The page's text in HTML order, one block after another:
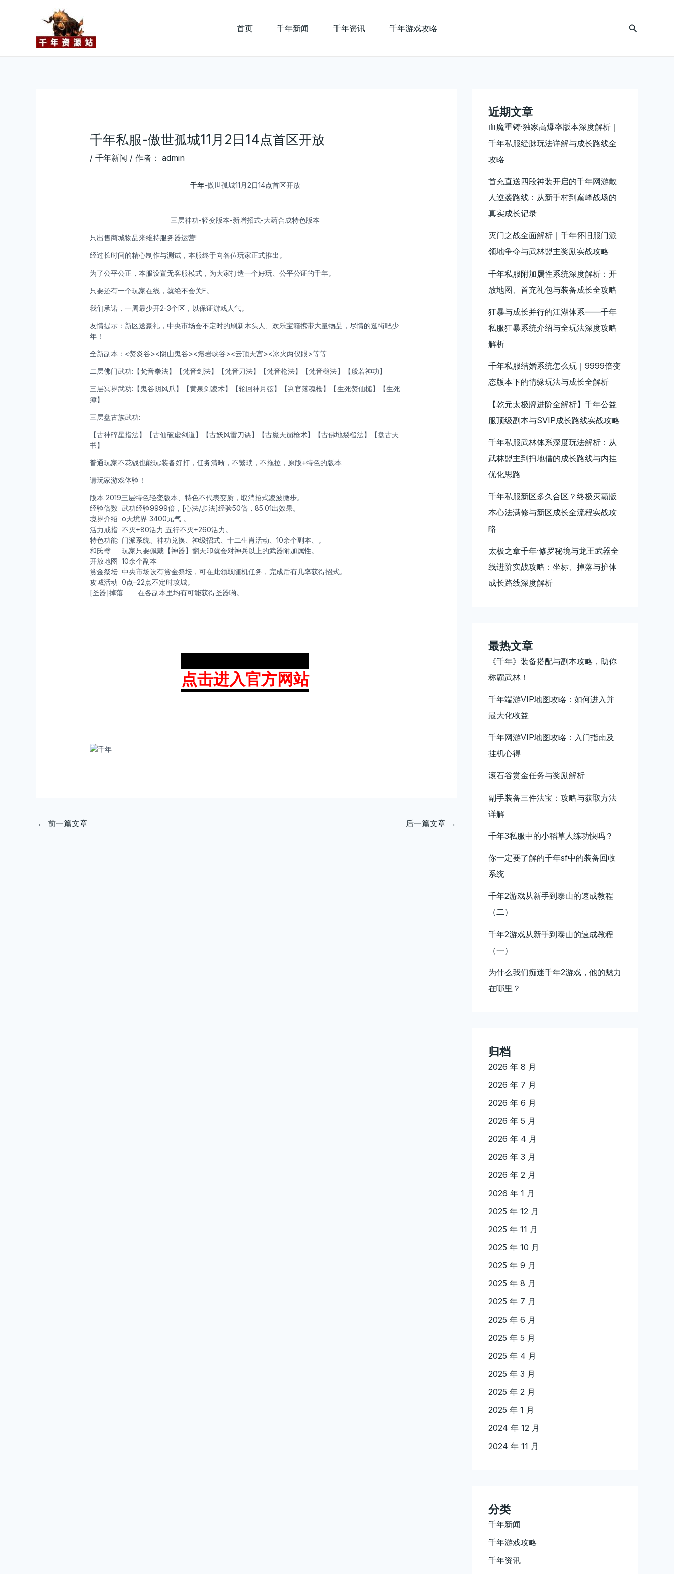
首页 千年新闻 千年资讯 千年游戏攻略
搜
千年私服-傲世孤城11月2日14点首区开放
/ 千年新闻 / 作者： admin
千年-傲世孤城11月2日14点首区开放
三层神功-轻变版本-新增招式-大药合成特色版本
只出售商城物品来维持服务器运营!
经过长时间的精心制作与测试，本服终于向各位玩家正式推出。
为了公平公正，本服设置无客服模式，为大家打造一个好玩、公平公证的千年。
只要还有一个玩家在线，就绝不会关F。
我们承诺，一周最少开2-3个区，以保证游戏人气。
友情提示：新区送豪礼，中央市场会不定时的刷新木头人、欢乐宝箱携带大量物品，尽情的逛街吧少
年！
全新副本：<焚炎谷><阴山鬼谷><熔岩峡谷><云顶天宫><冰火两仪眼>等等
二层佛门武功:【梵音拳法】【梵音剑法】【梵音刀法】【梵音枪法】【梵音槌法】【般若神功】
三层冥界武功:【鬼谷阴风爪】【黄泉剑凌术】【轮回神月弦】【判官落魂枪】【生死焚仙槌】【生死
簿】
三层盘古族武功:
【古神碎星指法】【古仙破虚剑道】【古妖风雷刀诀】【古魔天崩枪术】【古佛地裂槌法】【盘古天
书】
普通玩家不花钱也能玩:装备好打，任务清晰，不繁琐，不拖拉，原版+特色的版本
请玩家游戏体验！
版本 2019三层特色轻变版本、特色不代表变质，取消招式凌波微步。
经验倍数 武功经验9999倍，[心法/步法]经验50倍，85.01出效果。
境界介绍 o天境界 3400元气 。
活力戒指 不灭+80活力 五行不灭+260活力。
特色功能 门派系统、神功兑换、神级招式、十二生肖活动、10余个副本、。
和氏璧
玩家只要佩戴【神器】翻天印就会对神兵以上的武器附加属性。
开放地图 10余个副本
赏金祭坛 中央市场设有赏金祭坛，可在此领取随机任务，完成后有几率获得招式。
攻城活动 0点–22点不定时攻城。
[圣器]掉落
在各副本里均有可能获得圣器哟。
点击进入官方网站
navigation
← 前一篇文章 后一篇文章 →
近期文章
血魔重铸·独家高爆率版本深度解析｜
千年私服经脉玩法详解与成长路线全
攻略
首充直送四段神装开启的千年网游散
人逆袭路线：从新手村到巅峰战场的
真实成长记录
灭门之战全面解析｜千年怀旧服门派
领地争夺与武林盟主奖励实战攻略
千年私服附加属性系统深度解析：开
放地图、首充礼包与装备成长全攻略
狂暴与成长并行的江湖体系——千年
私服狂暴系统介绍与全玩法深度攻略
解析
千年私服结婚系统怎么玩｜9999倍变
态版本下的情缘玩法与成长全解析
【乾元太极牌进阶全解析】千年公益
服顶级副本与SVIP成长路线实战攻略
千年私服武林体系深度玩法解析：从
武林盟主到扫地僧的成长路线与内挂
优化思路
千年私服新区多久合区？终极灭霸版
本心法满修与新区成长全流程实战攻
略
太极之章千年·修罗秘境与龙王武器全
线进阶实战攻略：坐标、掉落与护体
成长路线深度解析
最热文章
《千年》装备搭配与副本攻略，助你
称霸武林！
千年端游VIP地图攻略：如何进入并
最大化收益
千年网游VIP地图攻略：入门指南及
挂机心得
滚石谷赏金任务与奖励解析
副手装备三件法宝：攻略与获取方法
详解
千年3私服中的小稻草人练功快吗？
你一定要了解的千年sf中的装备回收
系统
千年2游戏从新手到泰山的速成教程
（二）
千年2游戏从新手到泰山的速成教程
（一）
为什么我们痴迷千年2游戏，他的魅力
在哪里？
归档
2026 年 8 月
2026 年 7 月
2026 年 6 月
2026 年 5 月
2026 年 4 月
2026 年 3 月
2026 年 2 月
2026 年 1 月
2025 年 12 月
2025 年 11 月
2025 年 10 月
2025 年 9 月
2025 年 8 月
2025 年 7 月
2025 年 6 月
2025 年 5 月
2025 年 4 月
2025 年 3 月
2025 年 2 月
2025 年 1 月
2024 年 12 月
2024 年 11 月
分类
千年新闻
千年游戏攻略
千年资讯